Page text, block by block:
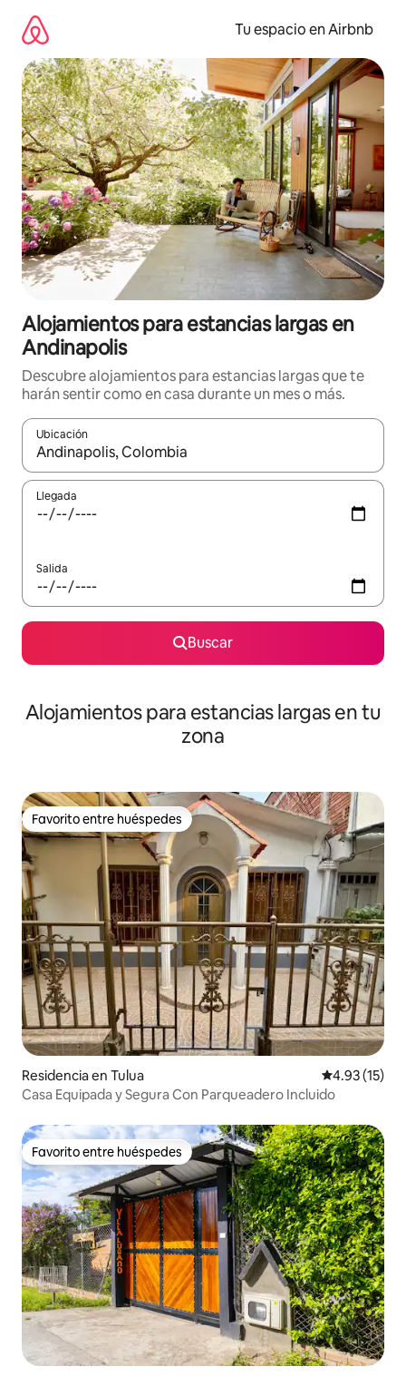
contenido
Tu espacio en Airbnb
Alojamientos para estancias largas en
Andinapolis
Descubre alojamientos para estancias largas que te
harán sentir como en casa durante un mes o más.
Ubicación
Cuando los resultados estén disponibles, podrás navegar
Llegada
Salida
Buscar
Alojamientos para estancias largas en tu
zona
Favorito entre huéspedes
Favorito entre huéspedes
Residencia en Tulua Calificación
4.93 (15)
Casa Equipada y Segura Con Parqueadero Incluido
Favorito entre huéspedes
Favorito entre huéspedes